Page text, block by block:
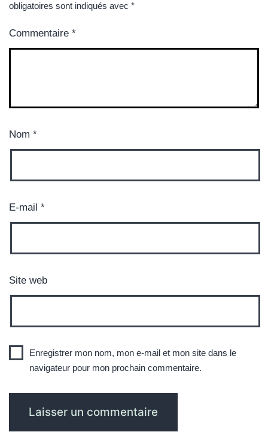
obligatoires sont indiqués avec *
Commentaire *
Nom *
E-mail *
Site web
Enregistrer mon nom, mon e-mail et mon site dans le
navigateur pour mon prochain commentaire.